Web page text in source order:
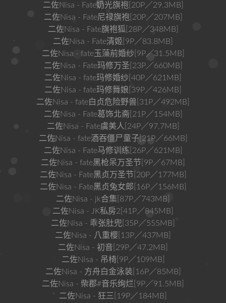
二佐Nisa - Fate奶光旗袍[20P／29.3MB]
二佐Nisa - Fate尼禄旗袍[20P／207MB]
二佐Nisa - Fate旗袍狐[28P／348MB]
二佐Nisa - Fate清姬[9P／83.8MB]
二佐Nisa - fate玉藻前婚纱[9P／31.5MB]
二佐Nisa - Fate玛修万圣[23P／660MB]
二佐Nisa - fate玛修婚纱[40P／621MB]
二佐Nisa - fate玛修舞娘[39P／426MB]
二佐Nisa - fate白贞危险野兽[31P／492MB]
二佐Nisa - Fate葛饰北斋[21P／154MB]
二佐Nisa - Fate虞美人[24P／97.7MB]
二佐Nisa - fate酒吞僵尸童子[21P／66MB]
二佐Nisa - Fate马修训练[26P／621MB]
二佐Nisa - fate黑枪呆万圣节[9P／67MB]
二佐Nisa - Fate黑贞万圣节[20P／177MB]
二佐Nisa - Fate黑贞兔女郎[16P／156MB]
二佐Nisa - jk合集[87P／743MB]
二佐Nisa - JK私房2[41P／845MB]
二佐Nisa - 乖张肚兜[35P／555MB]
二佐Nisa - 八重樱[13P／437MB]
二佐Nisa - 初音[29P／47.2MB]
二佐Nisa - 吊椅[9P／109MB]
二佐Nisa - 方舟白金泳装[16P／85MB]
二佐Nisa - 柴郡#音乐绚烂[9P／91.5MB]
二佐Nisa - 狂三[19P／184MB]